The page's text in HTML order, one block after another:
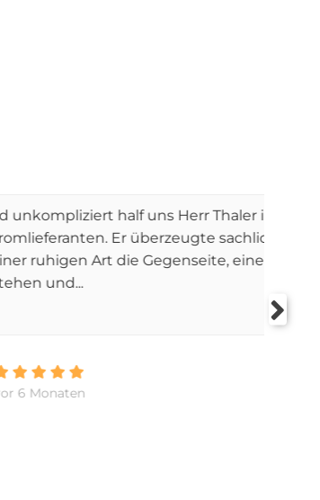
Thaler im Streit mit
sachlich , kompetent
einen Fehler